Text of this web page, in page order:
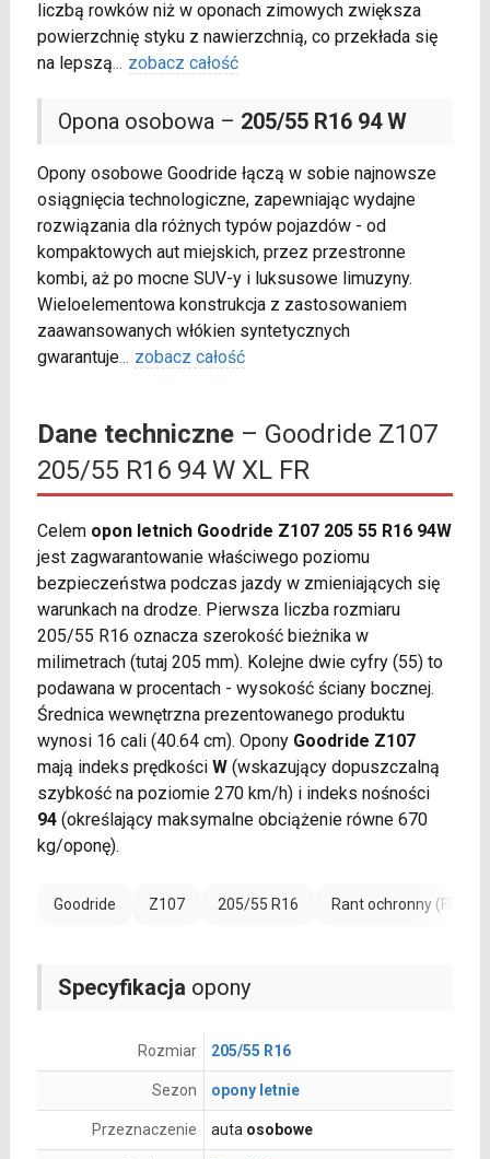
liczbą rowków niż w oponach zimowych zwiększa
powierzchnię styku z nawierzchnią, co przekłada się
na lepszą... zobacz całość
Opona osobowa – 205/55 R16 94 W
Opony osobowe Goodride łączą w sobie najnowsze
osiągnięcia technologiczne, zapewniając wydajne
rozwiązania dla różnych typów pojazdów - od
kompaktowych aut miejskich, przez przestronne
kombi, aż po mocne SUV-y i luksusowe limuzyny.
Wieloelementowa konstrukcja z zastosowaniem
zaawansowanych włókien syntetycznych
gwarantuje... zobacz całość
Dane techniczne– Goodride Z107
205/55 R16 94 W XL FR
Celem opon letnich Goodride Z107 205 55 R16 94W
jest zagwarantowanie właściwego poziomu
bezpieczeństwa podczas jazdy w zmieniających się
warunkach na drodze. Pierwsza liczba rozmiaru
205/55 R16 oznacza szerokość bieżnika w
milimetrach (tutaj 205 mm). Kolejne dwie cyfry (55) to
podawana w procentach - wysokość ściany bocznej.
Średnica wewnętrzna prezentowanego produktu
wynosi 16 cali (40.64 cm). Opony Goodride Z107
mają indeks prędkości W(wskazujący dopuszczalną
szybkość na poziomie 270 km/h) i indeks nośności
94(określający maksymalne obciążenie równe 670
kg/oponę).
Goodride Z107 205/55 R16 Rant ochronny (FR)
Specyfikacja opony
Rozmiar 205/55 R16
Sezon opony letnie
Przeznaczenie auta osobowe